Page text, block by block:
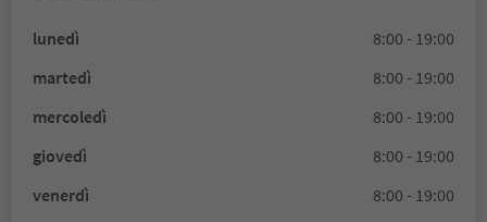
lunedì
8:00 - 19:00
martedì
8:00 - 19:00
mercoledì
8:00 - 19:00
giovedì
8:00 - 19:00
venerdì
8:00 - 19:00